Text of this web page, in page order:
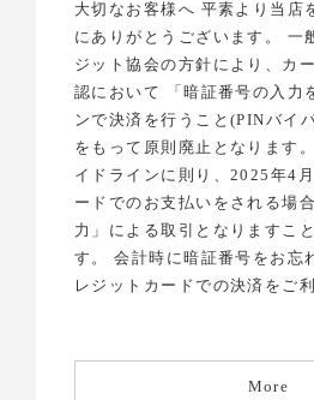
大切なお客様へ 平素より当店
にありがとうございます。 一
ジット協会の方針により、カ
認において 「暗証番号の入力
ンで決済を行うこと(PINバイ
をもって原則廃止となります
イドラインに則り、2025年4
ードでのお支払いをされる場
力」による取引となりますこ
す。 会計時に暗証番号をお忘
レジットカードでの決済をご
More